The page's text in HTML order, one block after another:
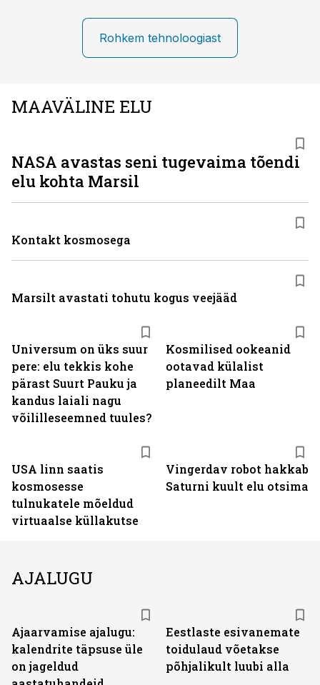
Rohkem tehnoloogiast
MAAVÄLINE ELU
Universum on üks suur
pere: elu tekkis kohe
pärast Suurt Pauku ja
kandus laiali nagu
võililleseemned tuules?
Kosmilised ookeanid
ootavad külalist
planeedilt Maa
USA linn saatis
kosmosesse
tulnukatele mõeldud
virtuaalse küllakutse
Vingerdav robot hakkab
Saturni kuult elu otsima
NASA avastas seni tugevaima tõendi
elu kohta Marsil
Kontakt kosmosega
Marsilt avastati tohutu kogus veejääd
AJALUGU
Ajaarvamise ajalugu:
kalendrite täpsuse üle
on jageldud
Eestlaste esivanemate
toidulaud võetakse
põhjalikult luubi alla